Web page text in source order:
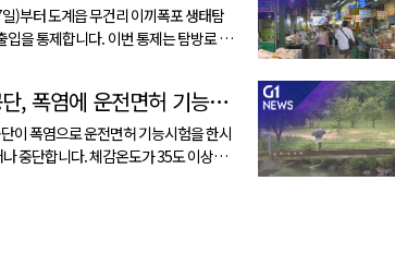
)부터 도계읍 무건리 이끼폭포 생태탐
니다. 이번 통제는 탐방로 주
해 50대 ...
도로교통공단, 폭염에 운전면허 기능시험 축소
이 폭염으로 운전면허 기능시험을 한시
. 체감온도가 35도 이상이